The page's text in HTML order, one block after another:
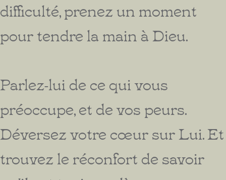
difficulté, prenez un moment
pour tendre la main à Dieu.
Parlez-lui de ce qui vous
préoccupe, et de vos peurs.
Déversez votre cœur sur Lui. Et
trouvez le réconfort de savoir